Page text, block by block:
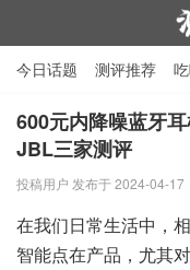
今日话题 测评推荐
行业产品 在线投稿
600元内降噪蓝牙
JBL三家测评
投稿用户 发布于 2024-04-17
在我们日常生活中，
智能点在产品，尤其